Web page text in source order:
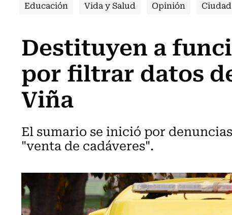
Educación Vida y Salud Opinión Ciudad
Destituyen a
por filtrar datos
Viña
El sumario se inició por
"venta de cadáveres".